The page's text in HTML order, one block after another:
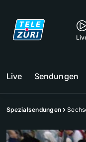
Live Sendungen
Spezialsendungen